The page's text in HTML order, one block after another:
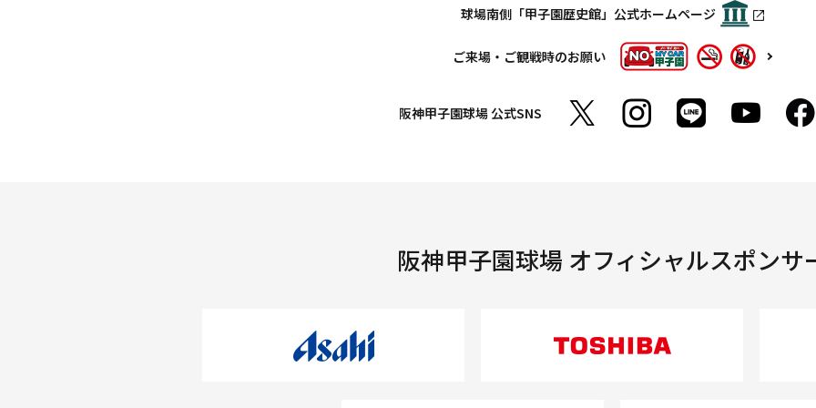
球場南側「甲子園歴史館」公式ホームページ
ご来場・ご観戦時のお願い
阪神甲子園球場公式SNS
阪神甲子園球場 オフィシャルスポンサ